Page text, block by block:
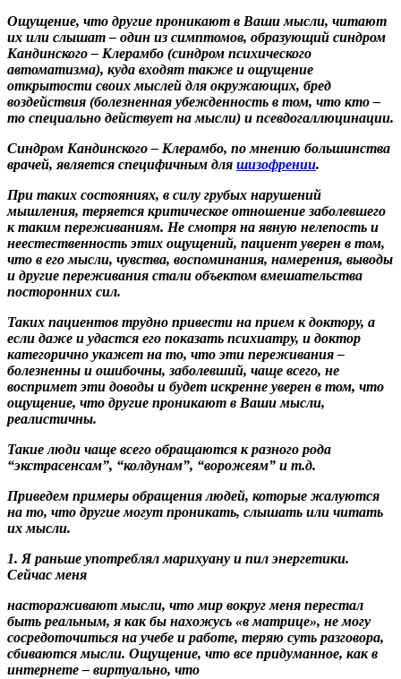
Ощущение, что другие проникают в Ваши мысли, читают
их или слышат – один из симптомов, образующий синдром
Кандинского – Клерамбо (синдром психического
автоматизма), куда входят также и ощущение
открытости своих мыслей для окружающих, бред
воздействия (болезненная убежденность в том, что кто –
то специально действует на мысли) и псевдогаллюцинации.
Синдром Кандинского – Клерамбо, по мнению большинства
врачей, является специфичным для шизофрении.
При таких состояниях, в силу грубых нарушений
мышления, теряется критическое отношение заболевшего
к таким переживаниям. Не смотря на явную нелепость и
неестественность этих ощущений, пациент уверен в том,
что в его мысли, чувства, воспоминания, намерения, выводы
и другие переживания стали объектом вмешательства
посторонних сил.
Таких пациентов трудно привести на прием к доктору, а
если даже и удастся его показать психиатру, и доктор
категорично укажет на то, что эти переживания –
болезненны и ошибочны, заболевший, чаще всего, не
воспримет эти доводы и будет искренне уверен в том, что
ощущение, что другие проникают в Ваши мысли,
реалистичны.
Такие люди чаще всего обращаются к разного рода
“экстрасенсам”, “колдунам”, “ворожеям” и т.д.
Приведем примеры обращения людей, которые жалуются
на то, что другие могут проникать, слышать или читать
их мысли.
1. Я раньше употреблял марихуану и пил энергетики.
Сейчас меня
настораживают мысли, что мир вокруг меня перестал
быть реальным, я как бы нахожусь «в матрице», не могу
сосредоточиться на учебе и работе, теряю суть разговора,
сбиваются мысли. Ощущение, что все придуманное, как в
интернете – виртуально, что